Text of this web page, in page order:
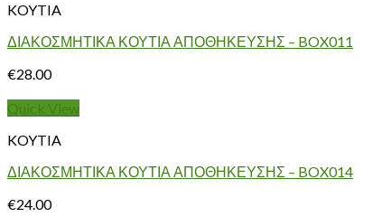
KOYTIA
ΔΙΑΚΟΣΜΗΤΙΚΑ ΚΟΥΤΙΑ ΑΠΟΘΗΚΕΥΣΗΣ – BOX011
€28.00
Quick View
KOYTIA
ΔΙΑΚΟΣΜΗΤΙΚΑ ΚΟΥΤΙΑ ΑΠΟΘΗΚΕΥΣΗΣ – BOX014
€24.00